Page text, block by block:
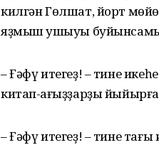
килгән Гөлшат, йорт
яҙмыш ҡушыуы
– Ғәфү итегеҙ! – тине
китап-ҡағыҙҙарҙы
– Ғәфү итегеҙ! – тине тағы